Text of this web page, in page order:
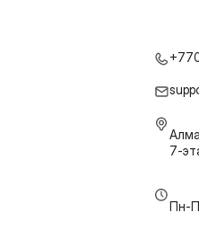
7-
Пн-